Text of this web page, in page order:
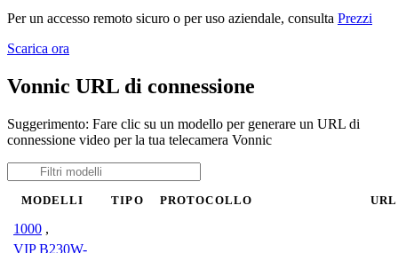
Per un accesso remoto sicuro o per uso aziendale, consulta Prezzi
Scarica ora
Vonnic URL di connessione
Suggerimento: Fare clic su un modello per generare un URL di
connessione video per la tua telecamera Vonnic
MODELLI TIPO PROTOCOLLO URL
1000 ,
VIP B230W-